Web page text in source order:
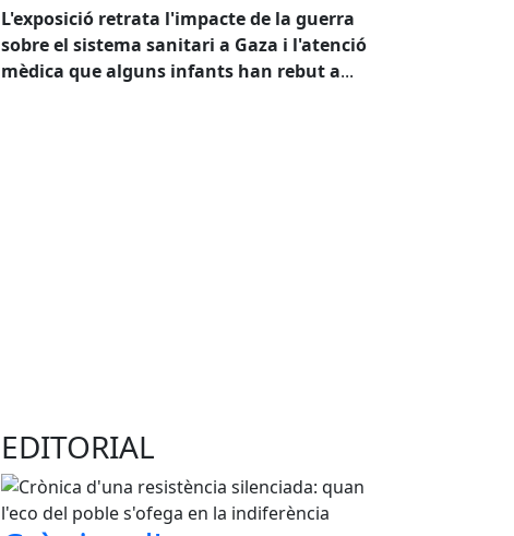
L'exposició retrata l'impacte de la guerra
sobre el sistema sanitari a Gaza i l'atenció
mèdica que alguns infants han rebut a...
EDITORIAL